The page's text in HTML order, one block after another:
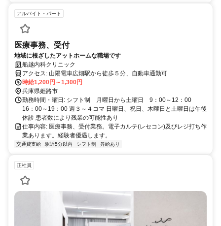
アルバイト・パート
医療事務、受付
地域に根ざしたアットホームな職場です
船越内科クリニック
アクセス: 山陽電車広畑駅から徒歩５分、自動車通勤可
時給1,200円～1,300円
兵庫県姫路市
勤務時間・曜日: シフト制 月曜日から土曜日 9：00～12：00
16：00～19：00 週３～４コマ 日曜日、祝日、木曜日と土曜日は午後
休診 患者数により残業の可能性あり
仕事内容: 医療事務、受付業務。電子カルテ(レセコン)及びレジ打ち作
業あります。経験者優遇します。
交通費支給 駅近5分以内 シフト制 昇給あり
正社員